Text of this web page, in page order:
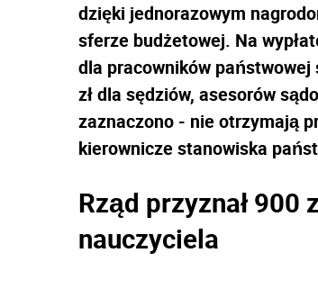
dzięki jednorazowym
sferze budżetowej. Na
dla pracowników
zł dla sędziów, asesorów
zaznaczono - nie otrzymają
kierownicze stanowiska
Rząd przyznał 900
nauczyciela